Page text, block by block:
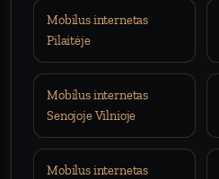
Mobilus internetas
Pilaitėje
Mobilus internetas
Senojoje Vilnioje
Mobilus internetas